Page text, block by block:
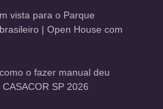
vista para o Parque
| Open House com
o fazer manual deu
SP 2026